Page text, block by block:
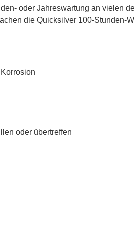
oder Jahreswartung an vielen
die Quicksilver 100-Stunden-
oder übertreffen